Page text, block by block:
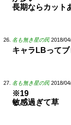
長期ならカット
名も無き星の民 2018/
キャラLBって
名も無き星の民 2018/
※19
敏感過ぎて草